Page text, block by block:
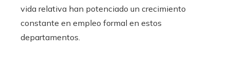
vida relativa han potenciado un crecimiento
constante en empleo formal en estos
departamentos.